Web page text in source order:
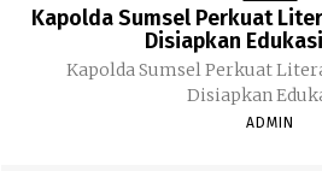
Kapolda Sumsel Perkuat
Disiapkan
Kapolda Sumsel Perkuat
Disiapkan
ADMIN